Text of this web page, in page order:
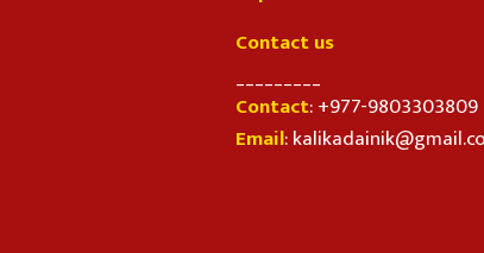
Contact us
Contact: +977-9803303809
Email: